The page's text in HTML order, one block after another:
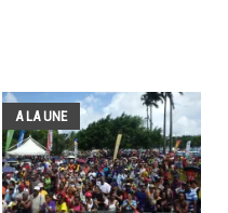
A LA UNE